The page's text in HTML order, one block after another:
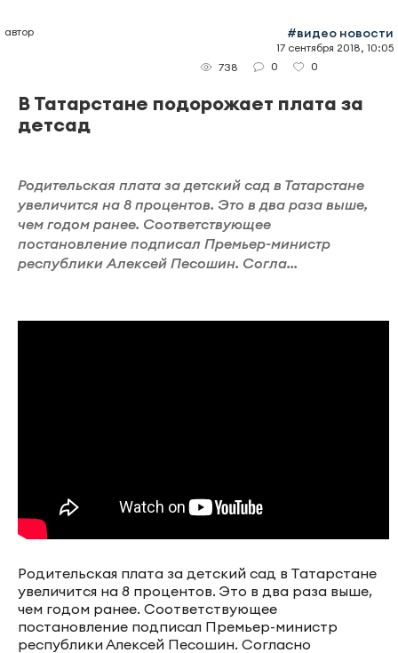
автор #видео новости
17 сентября 2018, 10:05
738
0 0
В Татарстане подорожает плата за
детсад
Родительская плата за детский сад в Татарстане
увеличится на 8 процентов. Это в два раза выше,
чем годом ранее. Соответствующее
постановление подписал Премьер-министр
республики Алексей Песошин. Согла...
Родительская плата за детский сад в Татарстане
увеличится на 8 процентов. Это в два раза выше,
чем годом ранее. Соответствующее
постановление подписал Премьер-министр
республики Алексей Песошин. Согласно